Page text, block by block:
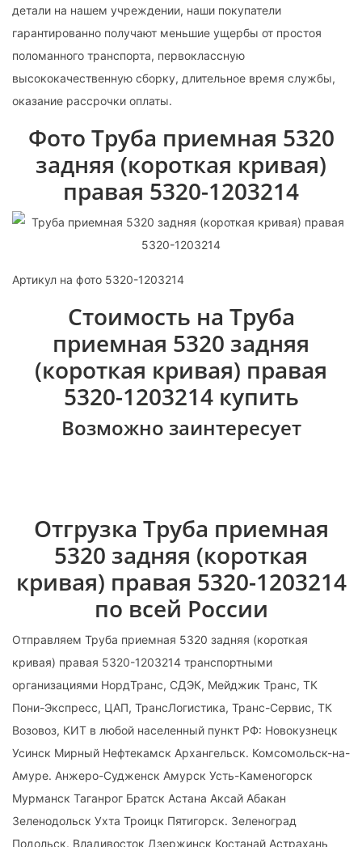
детали на нашем учреждении, наши покупатели
гарантированно получают меньшие ущербы от простоя
поломанного транспорта, первоклассную
высококачественную сборку, длительное время службы,
оказание рассрочки оплаты.
Фото Труба приемная 5320
задняя (короткая кривая)
правая 5320-1203214
Артикул на фото 5320-1203214
Стоимость на Труба
приемная 5320 задняя
(короткая кривая) правая
5320-1203214 купить
Возможно заинтересует
Отгрузка Труба приемная
5320 задняя (короткая
кривая) правая 5320-1203214
по всей России
Отправляем Труба приемная 5320 задняя (короткая
кривая) правая 5320-1203214 транспортными
организациями НордТранс, СДЭК, Мейджик Транс, ТК
Пони-Экспресс, ЦАП, ТрансЛогистика, Транс-Сервис, ТК
Возовоз, КИТ в любой населенный пункт РФ: Новокузнецк
Усинск Мирный Нефтекамск Архангельск. Комсомольск-на-
Амуре. Анжеро-Судженск Амурск Усть-Каменогорск
Мурманск Таганрог Братск Астана Аксай Абакан
Зеленодольск Ухта Троицк Пятигорск. Зеленоград
Подольск. Владивосток Дзержинск Костанай Астрахань